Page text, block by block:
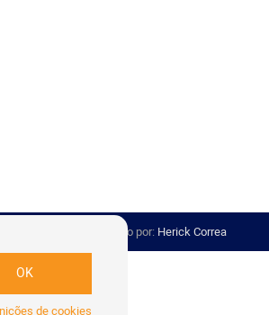
Desenvolvido por: Herick Correa
OK
de cookies